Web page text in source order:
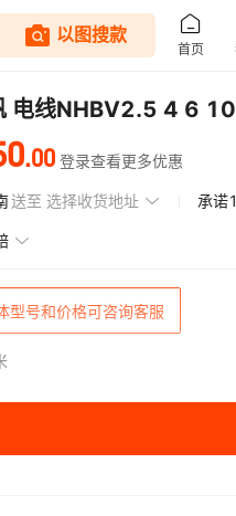
电线NHBV2.5 4 6
.00 登录查看更多优惠
送至 选择收货地址 承诺
型号和价格可咨询客服